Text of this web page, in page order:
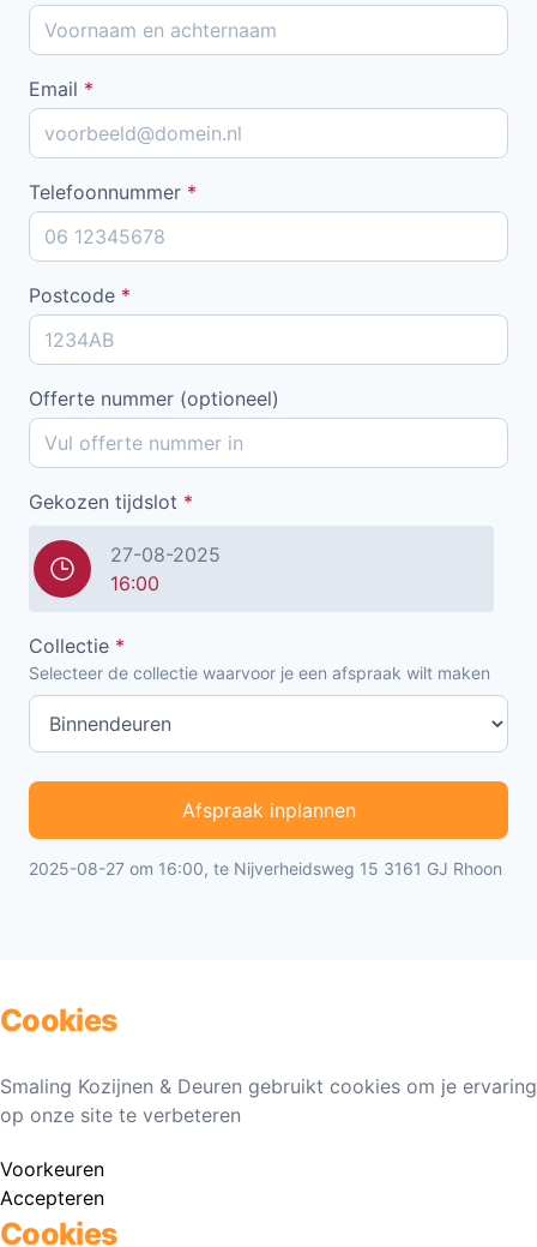
Email *
Telefoonnummer *
Postcode *
Offerte nummer (optioneel)
Gekozen tijdslot *
27-08-2025
16:00
Collectie *
Selecteer de collectie waarvoor je een afspraak wilt maken
Afspraak inplannen
2025-08-27 om 16:00, te Nijverheidsweg 15 3161 GJ Rhoon
Cookies
Smaling Kozijnen & Deuren gebruikt cookies om je ervaring
op onze site te verbeteren
Voorkeuren
Accepteren
Cookies